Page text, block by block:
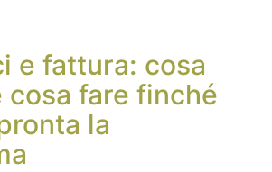
e fattura: cosa
cosa fare finché
la